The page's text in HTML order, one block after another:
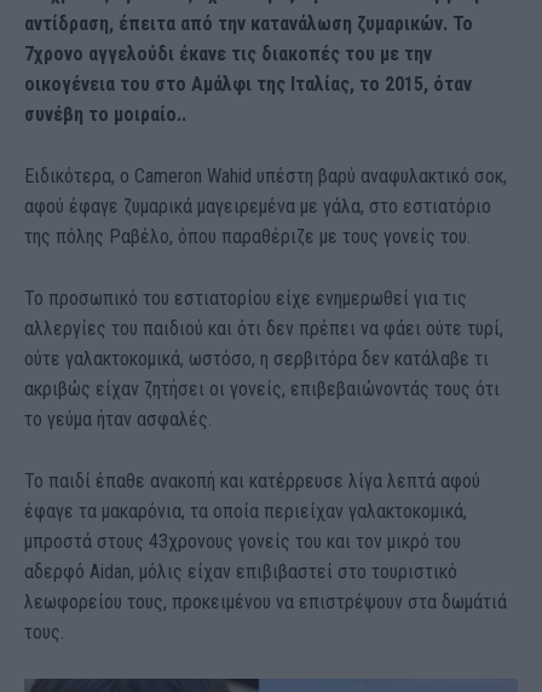
αντίδραση, έπειτα από την κατανάλωση ζυμαρικών. Το
7χρονο αγγελούδι έκανε τις διακοπές του με την
οικογένεια του στο Αμάλφι της Ιταλίας, το 2015, όταν
συνέβη το μοιραίο..
Ειδικότερα, ο Cameron Wahid υπέστη βαρύ αναφυλακτικό σοκ,
αφού έφαγε ζυμαρικά μαγειρεμένα με γάλα, στο εστιατόριο
της πόλης Ραβέλο, όπου παραθέριζε με τους γονείς του.
Το προσωπικό του εστιατορίου είχε ενημερωθεί για τις
αλλεργίες του παιδιού και ότι δεν πρέπει να φάει ούτε τυρί,
ούτε γαλακτοκομικά, ωστόσο, η σερβιτόρα δεν κατάλαβε τι
ακριβώς είχαν ζητήσει οι γονείς, επιβεβαιώνοντάς τους ότι
το γεύμα ήταν ασφαλές.
Το παιδί έπαθε ανακοπή και κατέρρευσε λίγα λεπτά αφού
έφαγε τα μακαρόνια, τα οποία περιείχαν γαλακτοκομικά,
μπροστά στους 43χρονους γονείς του και τον μικρό του
αδερφό Aidan, μόλις είχαν επιβιβαστεί στο τουριστικό
λεωφορείου τους, προκειμένου να επιστρέψουν στα δωμάτιά
τους.